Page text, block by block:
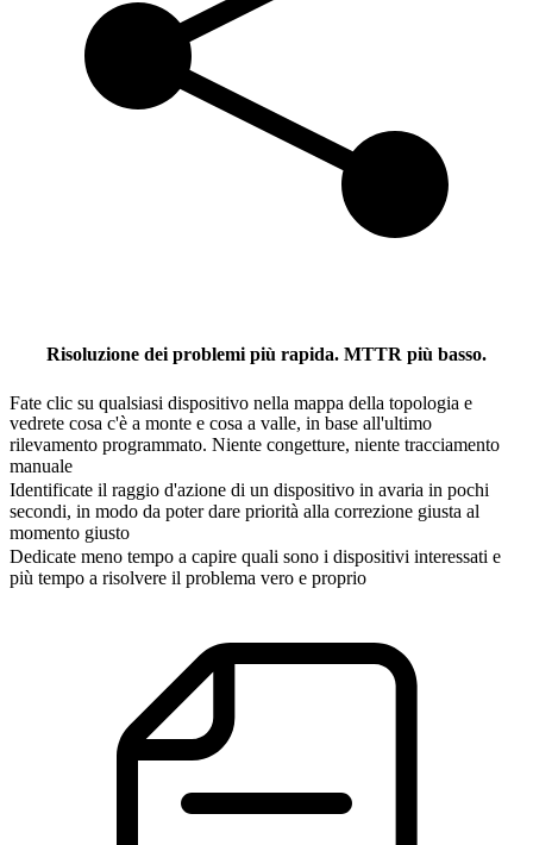
Risoluzione dei problemi più rapida. MTTR più basso.
Fate clic su qualsiasi dispositivo nella mappa della topologia e
vedrete cosa c'è a monte e cosa a valle, in base all'ultimo
rilevamento programmato. Niente congetture, niente tracciamento
manuale
Identificate il raggio d'azione di un dispositivo in avaria in pochi
secondi, in modo da poter dare priorità alla correzione giusta al
momento giusto
Dedicate meno tempo a capire quali sono i dispositivi interessati e
più tempo a risolvere il problema vero e proprio